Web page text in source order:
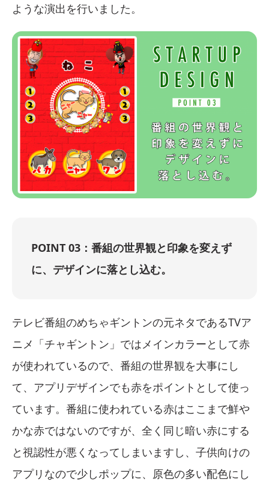
ような演出を行いました。
POINT 03：番組の世界観と印象を変えず
に、デザインに落とし込む。
テレビ番組のめちゃギントンの元ネタであるTVア
ニメ「チャギントン」ではメインカラーとして赤
が使われているので、番組の世界観を大事にし
て、アプリデザインでも赤をポイントとして使っ
ています。番組に使われている赤はここまで鮮や
かな赤ではないのですが、全く同じ暗い赤にする
と視認性が悪くなってしまいますし、子供向けの
アプリなので少しポップに、原色の多い配色にし